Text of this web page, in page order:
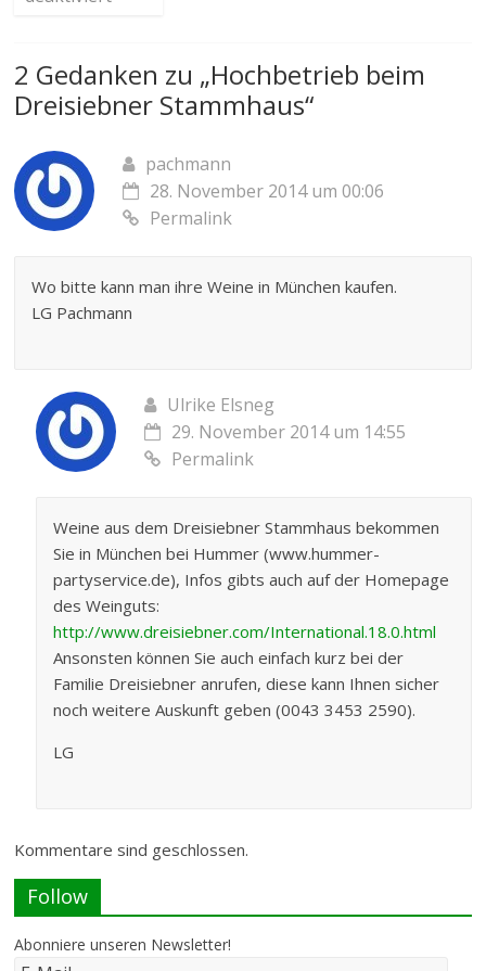
2 Gedanken zu „Hochbetrieb beim
Dreisiebner Stammhaus“
pachmann
28. November 2014 um 00:06
Permalink
Wo bitte kann man ihre Weine in München kaufen.
LG Pachmann
Ulrike Elsneg
29. November 2014 um 14:55
Permalink
Weine aus dem Dreisiebner Stammhaus bekommen
Sie in München bei Hummer (www.hummer-
partyservice.de), Infos gibts auch auf der Homepage
des Weinguts:
http://www.dreisiebner.com/International.18.0.html
Ansonsten können Sie auch einfach kurz bei der
Familie Dreisiebner anrufen, diese kann Ihnen sicher
noch weitere Auskunft geben (0043 3453 2590).
LG
Kommentare sind geschlossen.
Follow
Abonniere unseren Newsletter!